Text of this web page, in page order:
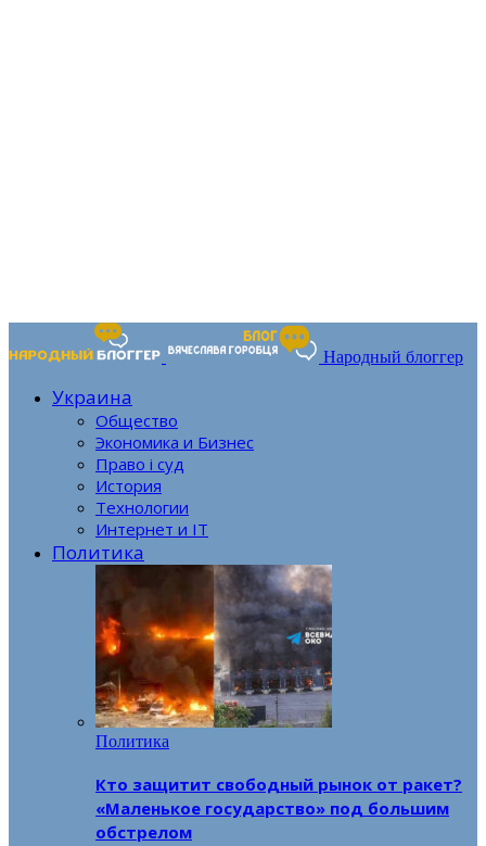
Народный блоггер
Украина
Общество
Экономика и Бизнес
Право і суд
История
Технологии
Интернет и IT
Политика
Политика
Кто защитит свободный рынок от ракет?
«Маленькое государство» под большим
обстрелом